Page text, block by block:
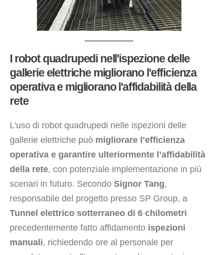
I robot quadrupedi nell'ispezione delle
gallerie elettriche migliorano l'efficienza
operativa e migliorano l'affidabilità della
rete
L'uso di robot quadrupedi nelle ispezioni delle
gallerie elettriche può migliorare l’efficienza
operativa e garantire ulteriormente l’affidabilità
della rete, con potenziale implementazione in più
scenari in futuro. Secondo Signor Tang,
responsabile del progetto presso SP Group, a
Tunnel elettrico sotterraneo di 6 chilometri
precedentemente fatto affidamento ispezioni
manuali, richiedendo ore al personale per